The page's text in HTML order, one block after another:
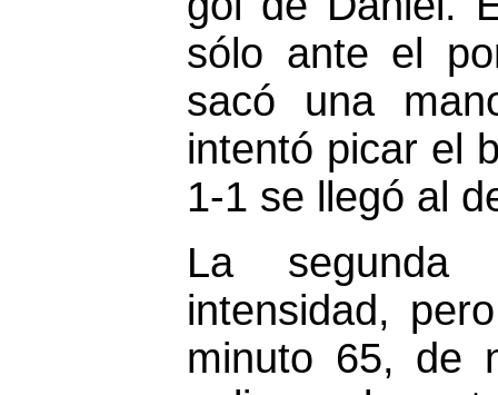
sólo ante el
sacó una
intentó picar el
1-1 se llegó al
La segunda
intensidad,
minuto 65, de